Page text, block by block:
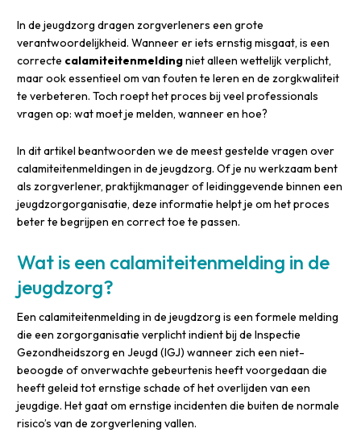
In de jeugdzorg dragen zorgverleners een grote
verantwoordelijkheid. Wanneer er iets ernstig misgaat, is een
correcte calamiteitenmeldingniet alleen wettelijk verplicht,
maar ook essentieel om van fouten te leren en de zorgkwaliteit
te verbeteren. Toch roept het proces bij veel professionals
vragen op: wat moet je melden, wanneer en hoe?
In dit artikel beantwoorden we de meest gestelde vragen over
calamiteitenmeldingen in de jeugdzorg. Of je nu werkzaam bent
als zorgverlener, praktijkmanager of leidinggevende binnen een
jeugdzorgorganisatie, deze informatie helpt je om het proces
beter te begrijpen en correct toe te passen.
Wat is een calamiteitenmelding in de
jeugdzorg?
Een calamiteitenmelding in de jeugdzorg is een formele melding
die een zorgorganisatie verplicht indient bij de Inspectie
Gezondheidszorg en Jeugd (IGJ) wanneer zich een niet-
beoogde of onverwachte gebeurtenis heeft voorgedaan die
heeft geleid tot ernstige schade of het overlijden van een
jeugdige. Het gaat om ernstige incidenten die buiten de normale
risico’s van de zorgverlening vallen.